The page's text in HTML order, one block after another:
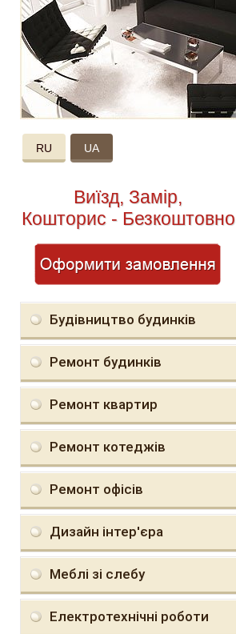
RU UA
Виїзд, Замір,
Кошторис - Безкоштовно
Будівництво будинків
Ремонт будинків
Ремонт квартир
Ремонт котеджів
Ремонт офісів
Дизайн інтер'єра
Меблі зі слебу
Електротехнічні роботи